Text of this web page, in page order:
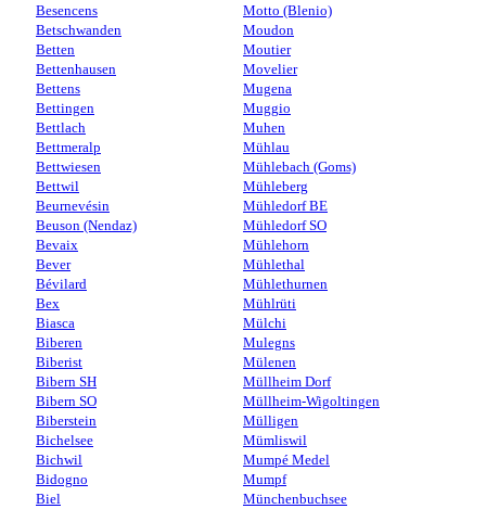
Besencens
Betschwanden
Betten
Bettenhausen
Bettens
Bettingen
Bettlach
Bettmeralp
Bettwiesen
Bettwil
Beurnevésin
Beuson (Nendaz)
Bevaix
Bever
Bévilard
Bex
Biasca
Biberen
Biberist
Bibern SH
Bibern SO
Biberstein
Bichelsee
Bichwil
Bidogno
Biel
Motto (Blenio)
Moudon
Moutier
Movelier
Mugena
Muggio
Muhen
Mühlau
Mühlebach (Goms)
Mühleberg
Mühledorf BE
Mühledorf SO
Mühlehorn
Mühlethal
Mühlethurnen
Mühlrüti
Mülchi
Mulegns
Mülenen
Müllheim Dorf
Müllheim-Wigoltingen
Mülligen
Mümliswil
Mumpé Medel
Mumpf
Münchenbuchsee